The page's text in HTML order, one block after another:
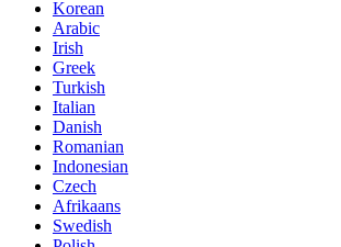
Korean
Arabic
Irish
Greek
Turkish
Italian
Danish
Romanian
Indonesian
Czech
Afrikaans
Swedish